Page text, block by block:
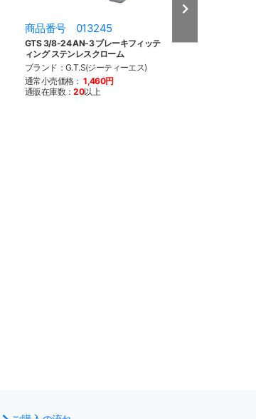
商品番号 013245
GTS 3/8-24 AN-3 ブレーキフィッテ
ィング ステンレスクローム
ブランド：G.T.S(ジーティーエス)
通常小売価格： 1,460円
通販在庫数：20以上
GTS 3/8-24 AN-